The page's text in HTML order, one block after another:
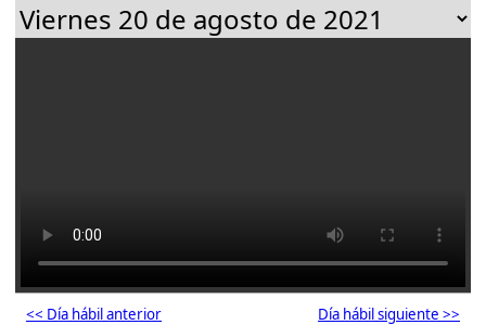
<< Día hábil anterior Día hábil siguiente >>